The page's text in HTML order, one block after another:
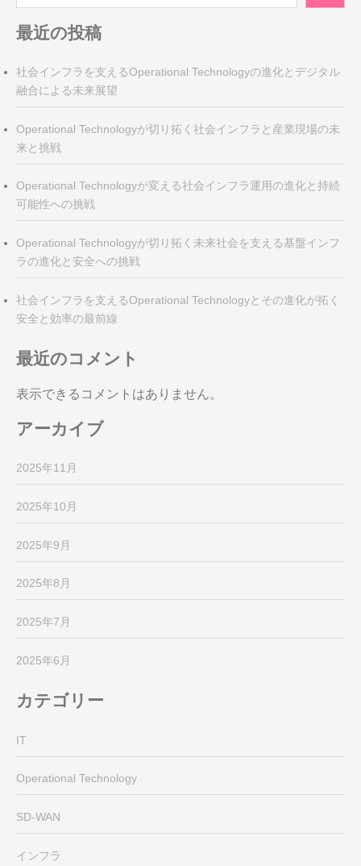
ョ
ン
最近の投稿
社会インフラを支えるOperational Technologyの進化とデジタル
融合による未来展望
Operational Technologyが切り拓く社会インフラと産業現場の未
来と挑戦
Operational Technologyが変える社会インフラ運用の進化と持続
可能性への挑戦
Operational Technologyが切り拓く未来社会を支える基盤インフ
ラの進化と安全への挑戦
社会インフラを支えるOperational Technologyとその進化が拓く
安全と効率の最前線
最近のコメント
表示できるコメントはありません。
アーカイブ
2025年11月
2025年10月
2025年9月
2025年8月
2025年7月
2025年6月
カテゴリー
IT
Operational Technology
SD-WAN
インフラ